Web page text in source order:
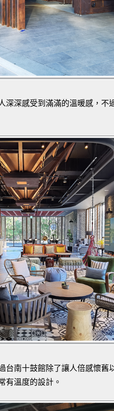
深感受到滿滿的溫暖感，不
南十鼓館除了讓人倍感懷舊
有溫度的設計。